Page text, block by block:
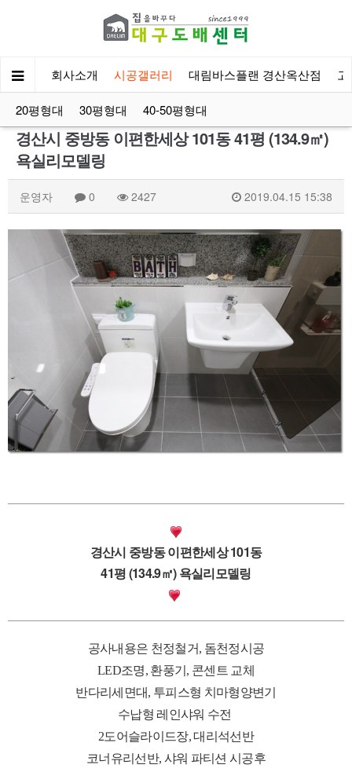
회사소개 시공갤러리 대림바스플랜 경산옥산점
20평형대 30평형대 40-50평형대
경산시 중방동 이편한세상 101동 41평 (134.9㎡)
욕실리모델링
운영자 0 2427 2019.04.15 15:38
경산시 중방동 이편한세상 101동
41평 (134.9㎡) 욕실리모델링
공사내용은 천정철거, 돔천정시공
LED조명, 환풍기, 콘센트 교체
반다리세면대, 투피스형 치마형양변기
수납형 레인샤워 수전
2도어슬라이드장, 대리석선반
코너유리선반, 샤워 파티션 시공후